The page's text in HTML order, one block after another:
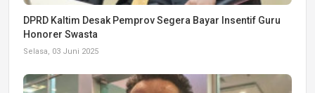
DPRD Kaltim Desak Pemprov Segera Bayar Insentif Guru
Honorer Swasta
Selasa, 03 Juni 2025